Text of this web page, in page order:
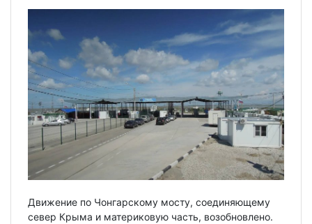
Движение по Чонгарскому мосту, соединяющему
север Крыма и материковую часть, возобновлено.